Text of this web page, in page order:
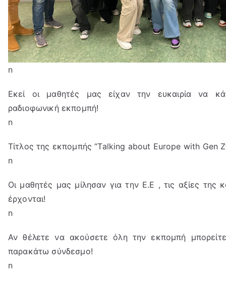
n
Εκεί οι μαθητές μας είχαν την ευκαιρία να
ραδιοφωνική εκπομπή!
n
Τίτλος της εκπομπής “Talking about Europe with Gen
n
Οι μαθητές μας μίλησαν για την Ε.Ε , τις αξίες της
έρχονται!
n
Αν θέλετε να ακούσετε όλη την εκπομπή
παρακάτω σύνδεσμο!
n